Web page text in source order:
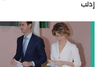
إدلب